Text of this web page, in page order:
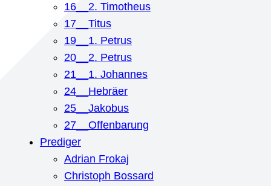
16__2. Timotheus
17__Titus
19__1. Petrus
20__2. Petrus
21__1. Johannes
24__Hebräer
25__Jakobus
27__Offenbarung
Prediger
Adrian Frokaj
Christoph Bossard